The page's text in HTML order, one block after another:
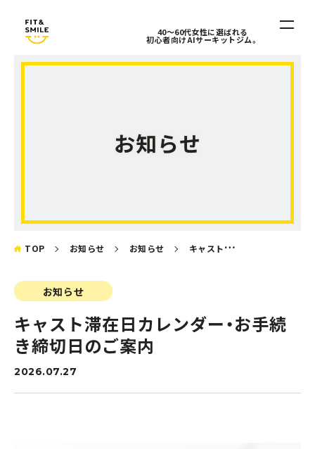
40〜60代女性に選ばれる
初心者向けAIサーキットジム。
PRICE / INFO
アクセス
施設紹介
FACILITY
お知らせ
TOP お知らせ お知らせ キャスト滞在日カレンダー・お手続き締切日のご案内
お知らせ
キャスト滞在日カレンダー・お手続
き締切日のご案内
2026.07.27